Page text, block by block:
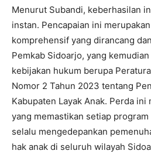
Menurut Subandi, keberhasilan
instan. Pencapaian ini
komprehensif yang dirancang
Pemkab Sidoarjo, yang
kebijakan hukum berupa
Nomor 2 Tahun 2023 tentang
Kabupaten Layak Anak. Perda
yang memastikan setiap
selalu mengedepankan
hak anak di seluruh wilayah